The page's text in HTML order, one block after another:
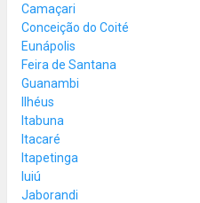
Camaçari
Conceição do Coité
Eunápolis
Feira de Santana
Guanambi
Ilhéus
Itabuna
Itacaré
Itapetinga
Iuiú
Jaborandi